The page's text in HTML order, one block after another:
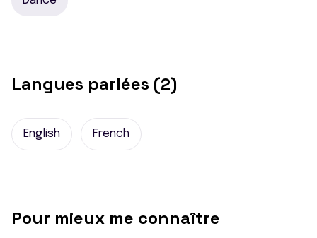
Langues parlées (2)
English French
Pour mieux me connaître